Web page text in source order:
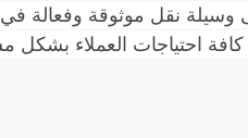
وسيلة نقل موثوقة وفعالة
احتياجات العملاء بشكل